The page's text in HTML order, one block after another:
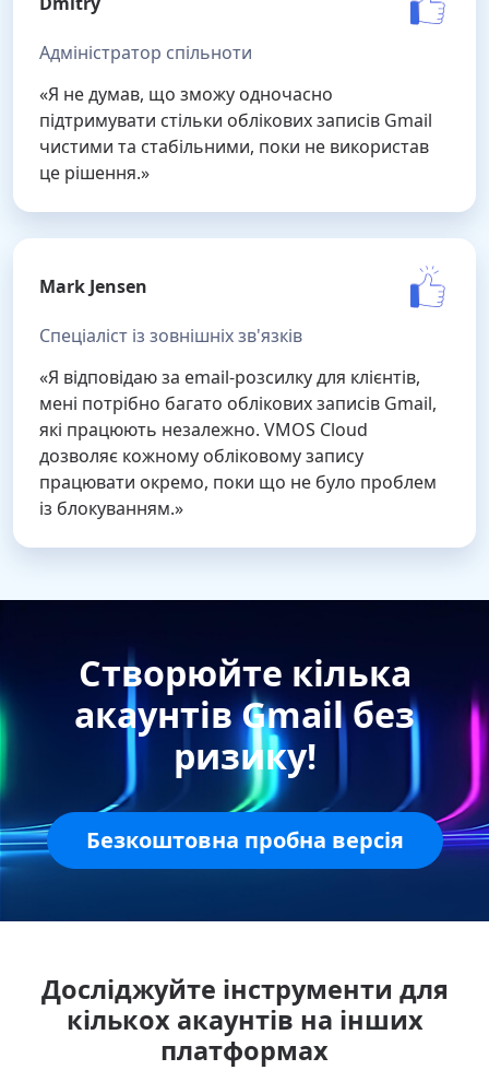
Адміністратор спільноти
«Я не думав, що зможу одночасно
підтримувати стільки облікових записів Gmail
чистими та стабільними, поки не використав
це рішення.»
Mark Jensen
Спеціаліст із зовнішніх зв'язків
«Я відповідаю за email-розсилку для клієнтів,
мені потрібно багато облікових записів Gmail,
які працюють незалежно. VMOS Cloud
дозволяє кожному обліковому запису
працювати окремо, поки що не було проблем
із блокуванням.»
Створюйте кілька
акаунтів Gmail без
ризику!
Безкоштовна пробна версія
Досліджуйте інструменти для
кількох акаунтів на інших
платформах